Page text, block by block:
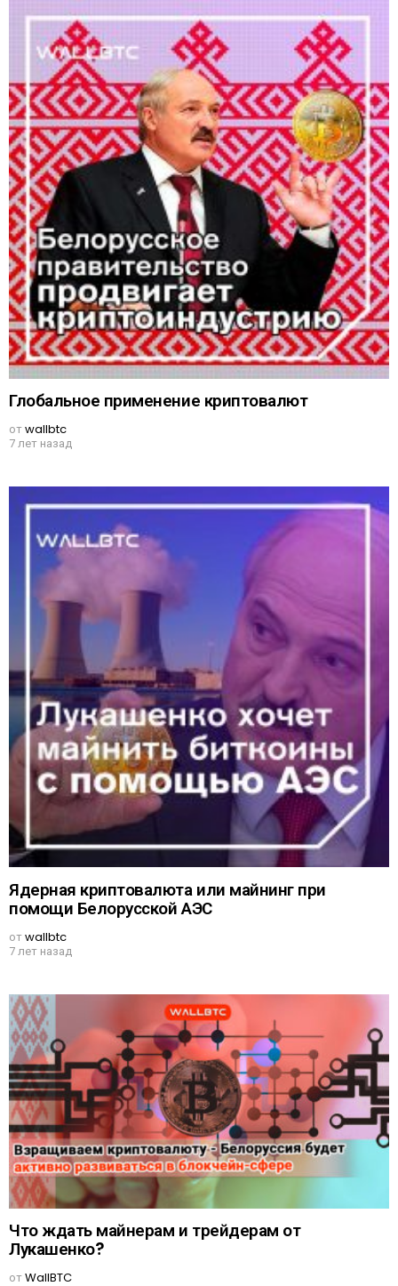
Глобальное применение криптовалют
отwallbtc
7 лет назад
Ядерная криптовалюта или майнинг при
помощи Белорусской АЭС
отwallbtc
7 лет назад
Что ждать майнерам и трейдерам от
Лукашенко?
отWallBTC